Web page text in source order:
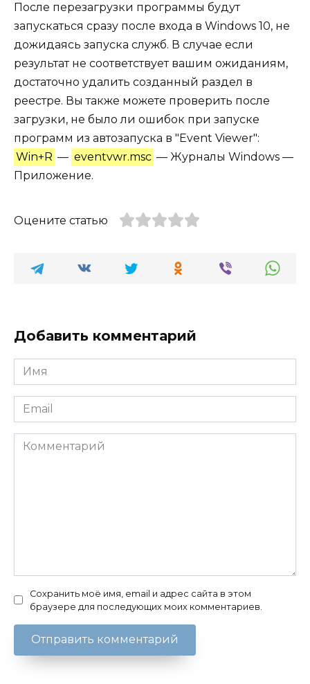
После перезагрузки программы будут
запускаться сразу после входа в Windows 10, не
дожидаясь запуска служб. В случае если
результат не соответствует вашим ожиданиям,
достаточно удалить созданный раздел в
реестре. Вы также можете проверить после
загрузки, не было ли ошибок при запуске
программ из автозапуска в "Event Viewer":
Win+R — eventvwr.msc — Журналы Windows —
Приложение.
Оцените статью
Добавить комментарий
Имя
*
Email
*
Комментарий
Сохранить моё имя, email и адрес сайта в этом
браузере для последующих моих комментариев.